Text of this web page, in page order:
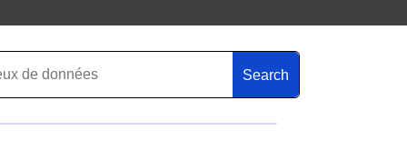
Search